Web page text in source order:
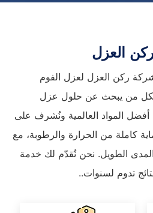
ركن العزل
شركة ركن العزل لعزل الفوم
لكل من يبحث عن حلول عزل
المواد العالمية ونُشرف على
كاملة من الحرارة والرطوبة، مع
المدى الطويل. نحن نُقدّم لك خدمة
تدوم لسنوات..